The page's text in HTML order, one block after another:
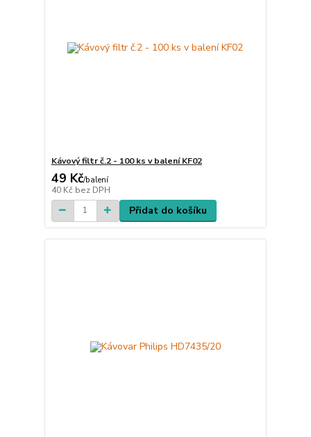
Kávový filtr č.2 - 100 ks v balení KF02
49 Kč/balení
40 Kč bez DPH
Přidat do košíku